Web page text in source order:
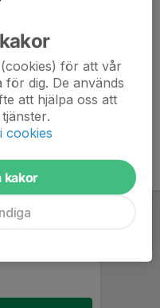
där 13-15 eller 15-17
för att vår
dig. De används
att hjälpa oss att
cookies
kakor